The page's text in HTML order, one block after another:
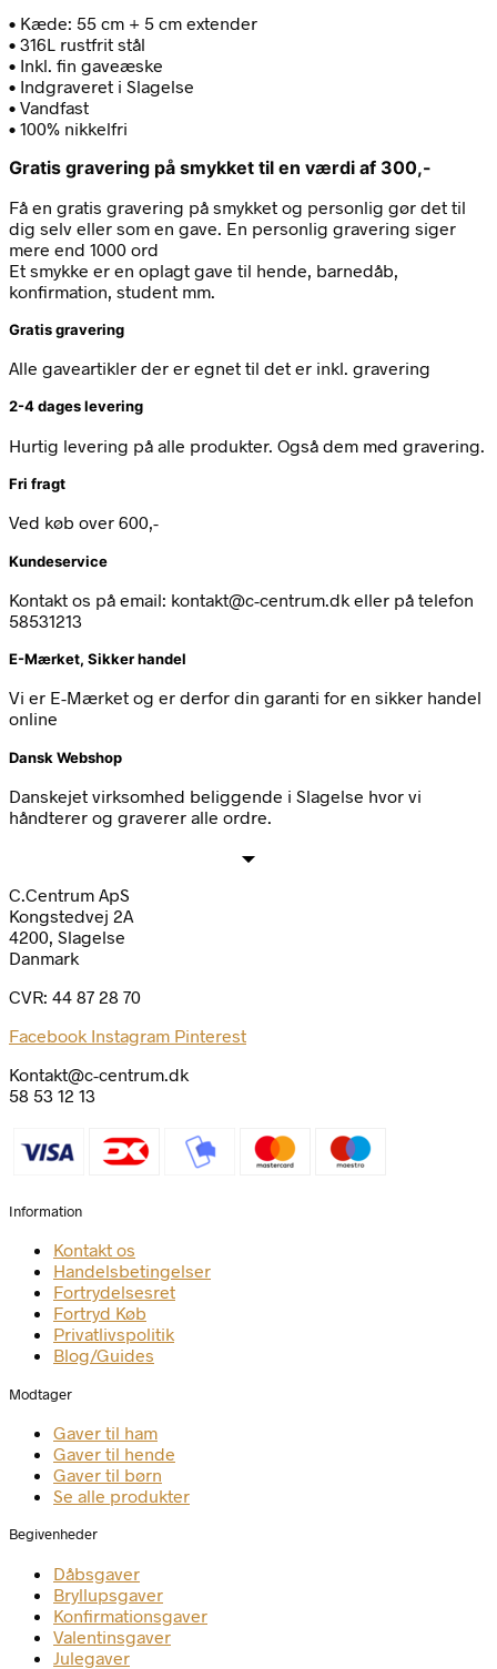
• Kæde: 55 cm + 5 cm extender
• 316L rustfrit stål
• Inkl. fin gaveæske
• Indgraveret i Slagelse
• Vandfast
• 100% nikkelfri
Gratis gravering på smykket til en værdi af 300,-
Få en gratis gravering på smykket og personlig gør det til
dig selv eller som en gave. En personlig gravering siger
mere end 1000 ord
Et smykke er en oplagt gave til hende, barnedåb,
konfirmation, student mm.
Gratis gravering
Alle gaveartikler der er egnet til det er inkl. gravering
2-4 dages levering
Hurtig levering på alle produkter. Også dem med gravering.
Fri fragt
Ved køb over 600,-
Kundeservice
Kontakt os på email: kontakt@c-centrum.dk eller på telefon
58531213
E-Mærket, Sikker handel
Vi er E-Mærket og er derfor din garanti for en sikker handel
online
Dansk Webshop
Danskejet virksomhed beliggende i Slagelse hvor vi
håndterer og graverer alle ordre.
C.Centrum ApS
Kongstedvej 2A
4200, Slagelse
Danmark
CVR: 44 87 28 70
Facebook Instagram Pinterest
Kontakt@c-centrum.dk
58 53 12 13
Information
Kontakt os
Handelsbetingelser
Fortrydelsesret
Fortryd Køb
Privatlivspolitik
Blog/Guides
Modtager
Gaver til ham
Gaver til hende
Gaver til børn
Se alle produkter
Begivenheder
Dåbsgaver
Bryllupsgaver
Konfirmationsgaver
Valentinsgaver
Julegaver